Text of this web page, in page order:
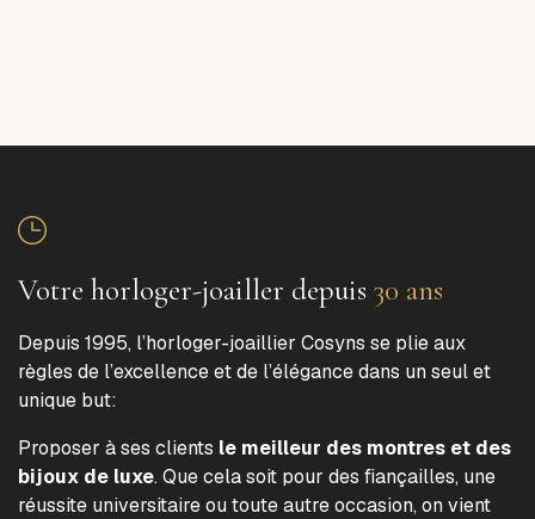
Votre horloger-joailler depuis 30 ans
Depuis 1995, l’horloger-joaillier Cosyns se plie aux
règles de l’excellence et de l’élégance dans un seul et
unique but:
Proposer à ses clients le meilleur des montres et des
bijoux de luxe. Que cela soit pour des fiançailles, une
réussite universitaire ou toute autre occasion, on vient